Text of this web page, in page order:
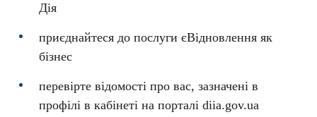
Дія
приєднайтеся до послуги єВідновлення як
бізнес
перевірте відомості про вас, зазначені в
профілі в кабінеті на порталі diia.gov.ua